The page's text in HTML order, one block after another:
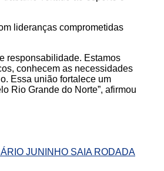
lideranças comprometidas
responsabilidade. Estamos
conhecem as necessidades
Essa união fortalece um
Rio Grande do Norte”, afirmou
JUNINHO SAIA RODADA